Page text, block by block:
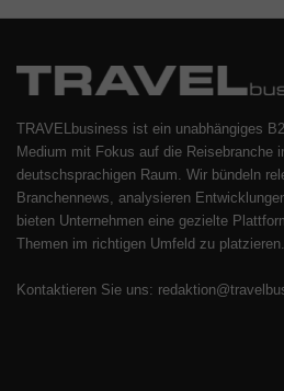
TRAVELbusiness ist ein unabhängiges
Medium mit Fokus auf die Reisebranche
deutschsprachigen Raum. Wir bündeln
Branchennews, analysieren
bieten Unternehmen eine gezielte
Themen im richtigen Umfeld zu platzieren.
Kontaktieren Sie uns: